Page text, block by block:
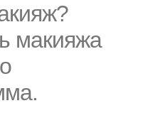
макияжа